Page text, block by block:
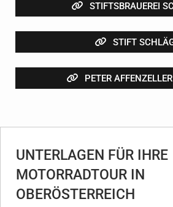
STIFTSBRAUEREI
STIFT
PETER
UNTERLAGEN FÜR IHRE
MOTORRADTOUR IN
OBERÖSTERREICH